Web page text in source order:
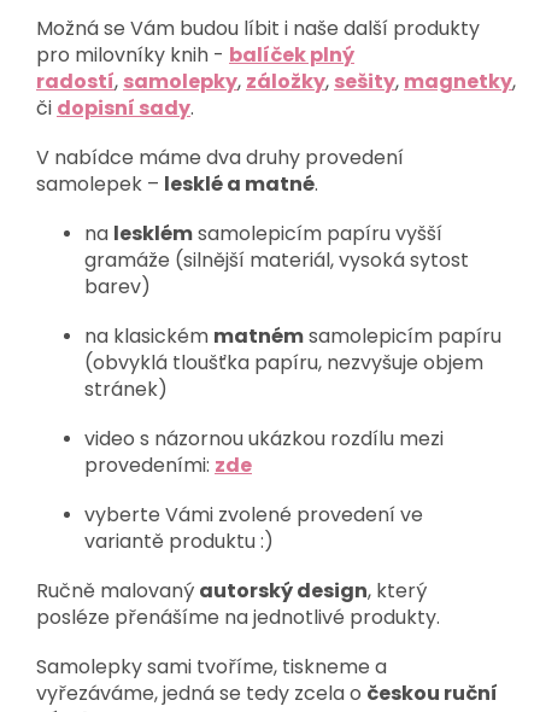
Možná se Vám budou líbit i naše další produkty
pro milovníky knih - balíček plný
radostí, samolepky, záložky, sešity, magnetky,
či dopisní sady.
V nabídce máme dva druhy provedení
samolepek – lesklé a matné.
na lesklémsamolepicím papíru vyšší
gramáže (silnější materiál, vysoká sytost
barev)
na klasickém matnémsamolepicím papíru
(obvyklá tloušťka papíru, nezvyšuje objem
stránek)
video s názornou ukázkou rozdílu mezi
provedeními: zde
vyberte Vámi zvolené provedení ve
variantě produktu :)
Ručně malovaný autorský design, který
posléze přenášíme na jednotlivé produkty.
Samolepky sami tvoříme, tiskneme a
vyřezáváme, jedná se tedy zcela o českou ruční